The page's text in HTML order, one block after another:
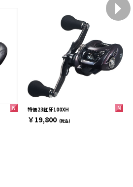
特価23紅牙100XH
￥19,800 (税込)